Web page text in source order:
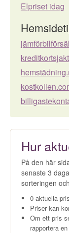
Elpriset idag
Hur
På den här
senaste 3
sorteringen
0 aktuella
Priser kan
Om ett pris
rapportera